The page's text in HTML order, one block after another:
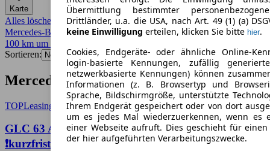
Übermittlung bestimmter
Drittländer, u.a. die USA, nach Art. 49 (1) (a)
keine Einwilligung erteilen, klicken Sie bitte hier.
Cookies, Endgeräte- oder ähnliche Online-
login-basierte Kennungen, zufällig
netzwerkbasierte Kennungen) können
Informationen (z. B. Browsertyp und
Sprache, Bildschirmgröße, unterstützte
Ihrem Endgerät gespeichert oder von dort
um es jedes Mal wiederzuerkennen, wenn es
einer Webseite aufruft. Dies geschieht für
der hier aufgeführten Verarbeitungszwecke.
Karte
Alles löschen
Mercedes-Benz
✕
100 km um 46045
Sortieren:
Mercedes-Benz-Angebote in Oberhausen
TOPLeasing
GLC 63 AMG Mercedes-Benz GLC 53 AMG
❗kurzfristig verfügbar❗🚗💥